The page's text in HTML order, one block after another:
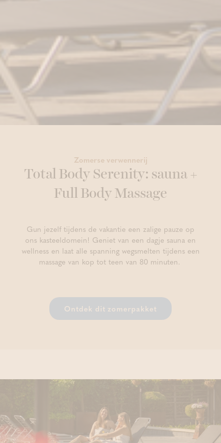
Zomerse verwennerij
Total Body Serenity: sauna +
Full Body Massage
Gun jezelf tijdens de vakantie een zalige pauze op
ons kasteeldomein! Geniet van een dagje sauna en
wellness en laat alle spanning wegsmelten tijdens een
massage van kop tot teen van 80 minuten.
Ontdek dit zomerpakket